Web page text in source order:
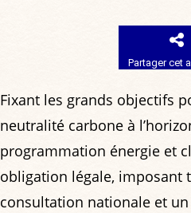
Partager cet
Fixant les grands objectifs
neutralité carbone à
programmation énergie et
obligation légale, imposant
consultation nationale et